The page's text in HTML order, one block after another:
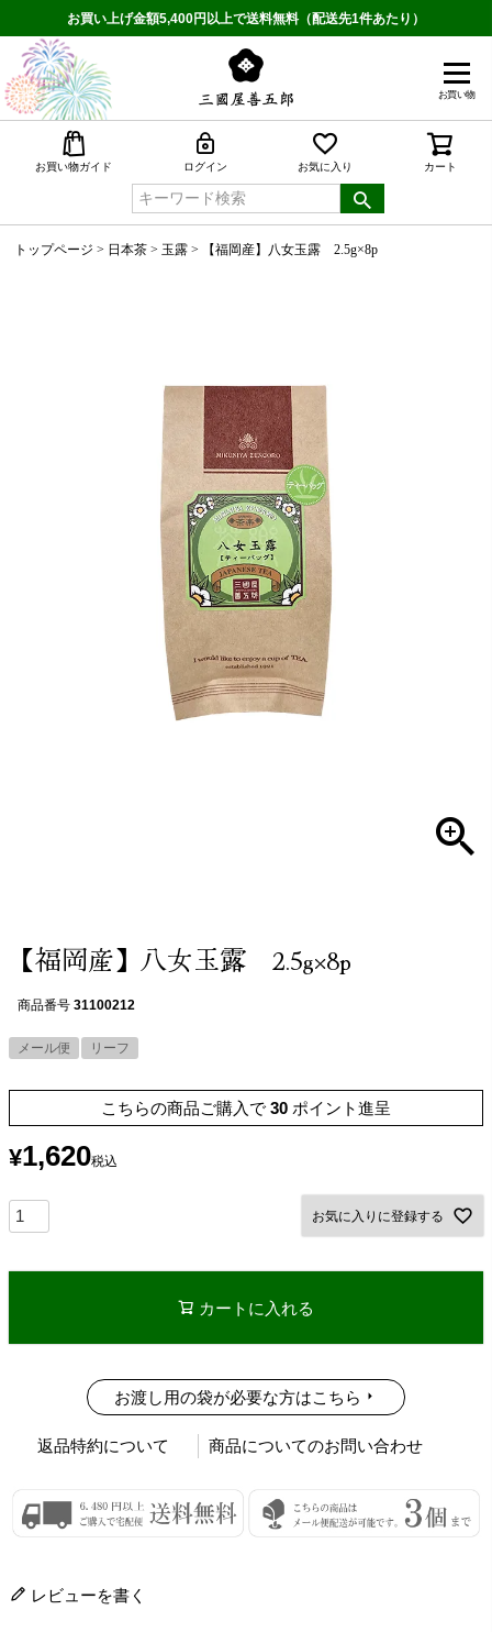
お買い上げ金額5,400円以上で送料無料（配送先1件あたり）
お買い物
お買い物ガイド ログイン お気に入り カート
トップページ 日本茶 玉露 【福岡産】八女玉露 2.5g×8p
【福岡産】八女玉露 2.5g×8p
商品番号 31100212
メール便 リーフ
こちらの商品ご購入で 30 ポイント進呈
¥1,620税込
お気に入りに登録する
カートに入れる
お渡し用の袋が必要な方はこちら
返品特約について 商品についてのお問い合わせ
レビューを書く